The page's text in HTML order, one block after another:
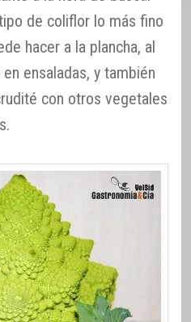
de coliflor lo más fino
hacer a la plancha, al
ensaladas, y también
con otros vegetales